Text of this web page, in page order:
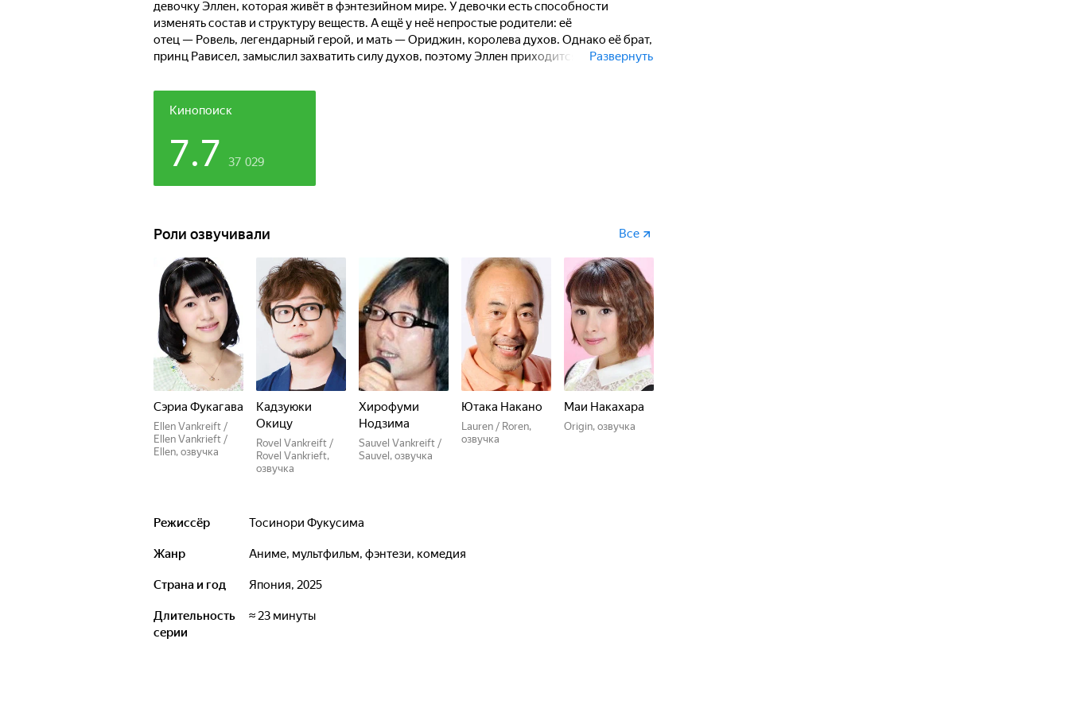
девочку Эллен, которая живёт в фэнтезийном мире. У девочки есть способности
изменять состав и структуру веществ. А ещё у неё непростые родители: её
отец — Ровель, легендарный герой, и мать — Ориджин, королева духов. Однако её брат,
принц Рависел, замыслил захватить силу духов, поэтому Эллен приходится
Развернуть
Кинопоиск
7.7 37 029
Роли озвучивали Все
Сэриа Фукагава
Ellen Vankreift /
Ellen Vankrieft /
Ellen, озвучка
Кадзуюки
Окицу
Rovel Vankreift /
Rovel Vankrieft,
озвучка
Хирофуми
Нодзима
Sauvel Vankreift /
Sauvel, озвучка
Ютака Накано
Lauren / Roren,
озвучка
Маи Накахара
Origin, озвучка
Режиссёр Тосинори Фукусима
Жанр аниме, мультфильм, фэнтези, комедия
Страна и год Япония, 2025
Длительность
серии
≈ 23 минуты